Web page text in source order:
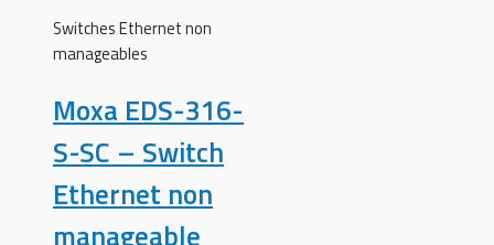
Switches Ethernet non
manageables
Moxa EDS-316-
S-SC – Switch
Ethernet non
manageable